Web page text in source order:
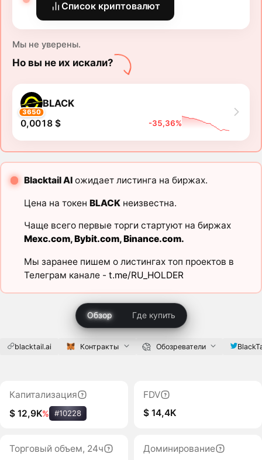
Список криптовалют
Мы не уверены.
Но вы не их искали?
3650
BLACK
0,0018 $ -35,36%
Blacktail AIожидает листинга на биржах.
Цена на токен BLACKнеизвестна.
Чаще всего первые торги стартуют на биржах
Mexc.com,Bybit.com,Binance.com.
Мы заранее пишем о листингах топ проектов в
Телеграм канале - t.me/RU_HOLDER
Обзор Где купить
blacktail.ai Контракты Обозреватели
Капитализация
$ 12,9K% #10228
FDV
$ 14,4K
Торговый объем, 24ч
Доминирование